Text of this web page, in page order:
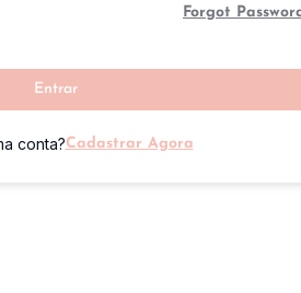
Forgot
Entrar
conta?Cadastrar Agora